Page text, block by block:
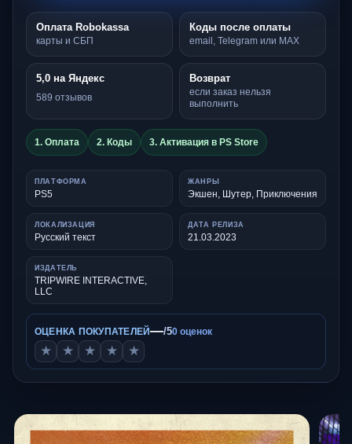
Оплата Robokassa
карты и СБП
Коды после оплаты
email, Telegram или MAX
5,0 на Яндекс
589 отзывов
Возврат
если заказ нельзя
выполнить
1. Оплата 2. Коды 3. Активация в PS Store
ПЛАТФОРМА
PS5
ЖАНРЫ
Экшен, Шутер, Приключения
ЛОКАЛИЗАЦИЯ
Русский текст
ДАТА РЕЛИЗА
21.03.2023
ИЗДАТЕЛЬ
TRIPWIRE INTERACTIVE,
LLC
ОЦЕНКА ПОКУПАТЕЛЕЙ—/50 оценок
★ ★ ★ ★ ★